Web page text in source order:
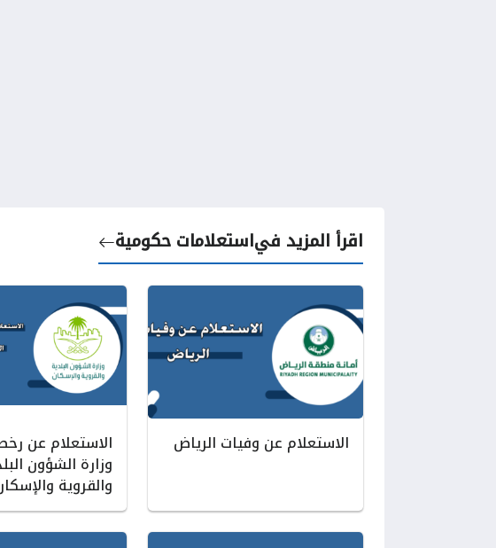
اقرأ المزيد فياستعلامات حكومية
الاستعلام عن وفيات الرياض الاستعلام عن
وزارة الشؤون
والقروية